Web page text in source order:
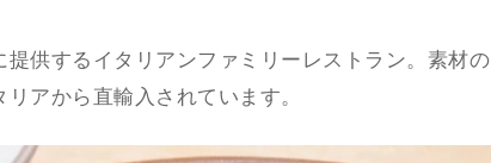
供するイタリアンファミリーレストラン。素材の
アから直輸入されています。